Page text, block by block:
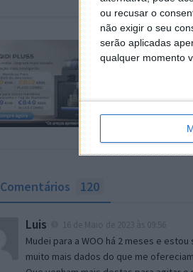
ou recusar o
não exigir o seu
serão aplicadas
qualquer momento
Comentários 120
Luis
Mudei para a WOO há 2 meses e
muito mais dados do que me